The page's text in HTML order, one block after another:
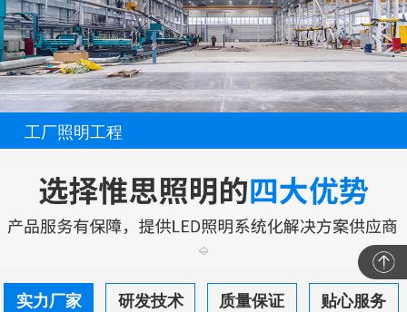
工厂照明工程
实力厂家 研发技术 质量保证 贴心服务